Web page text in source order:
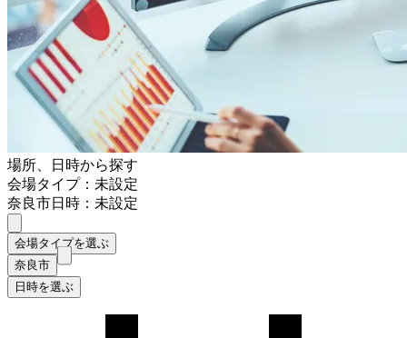
場所、日時から探す
会場タイプ：未設定
奈良市日時：未設定
会場タイプを選ぶ
奈良市
日時を選ぶ